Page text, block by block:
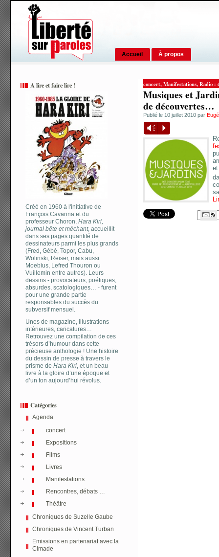
Accueil À propos
A lire et faire lire !
Créé en 1960 à l'initiative de
François Cavanna et du
professeur Choron, Hara Kiri,
journal bête et méchant, accueillit
dans ses pages quantité de
dessinateurs parmi les plus grands
(Fred, Gébé, Topor, Cabu,
Wolinski, Reiser, mais aussi
Moebius, Lefred Thouron ou
Vuillemin entre autres). Leurs
dessins - provocateurs, poétiques,
absurdes, scatologiques… - furent
pour une grande partie
responsables du succès du
subversif mensuel.
Unes de magazine, illustrations
intérieures, caricatures…
Retrouvez une compilation de ces
trésors d’humour dans cette
précieuse anthologie ! Une histoire
du dessin de presse à travers le
prisme de Hara Kiri, et un beau
livre à la gloire d’une époque et
d’un ton aujourd’hui révolus.
Catégories
Agenda
concert
Expositions
Films
Livres
Manifestations
Rencontres, débats …
Théâtre
Chroniques de Suzelle Gaube
Chroniques de Vincent Turban
Emissions en partenariat avec la
Cimade
concert,Manifestations,Radio :
Musiques et
de découvertes…
Publié le 10 juillet 2010 par
Vm P